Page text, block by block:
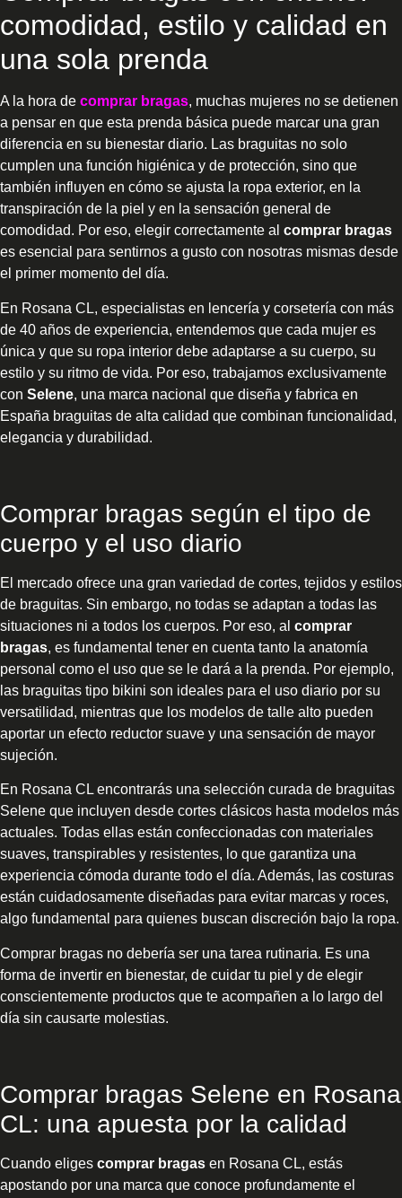
comodidad, estilo y calidad en
una sola prenda
A la hora de comprar bragas, muchas mujeres no se detienen
a pensar en que esta prenda básica puede marcar una gran
diferencia en su bienestar diario. Las braguitas no solo
cumplen una función higiénica y de protección, sino que
también influyen en cómo se ajusta la ropa exterior, en la
transpiración de la piel y en la sensación general de
comodidad. Por eso, elegir correctamente al comprar bragas
es esencial para sentirnos a gusto con nosotras mismas desde
el primer momento del día.
En Rosana CL, especialistas en lencería y corsetería con más
de 40 años de experiencia, entendemos que cada mujer es
única y que su ropa interior debe adaptarse a su cuerpo, su
estilo y su ritmo de vida. Por eso, trabajamos exclusivamente
con Selene, una marca nacional que diseña y fabrica en
España braguitas de alta calidad que combinan funcionalidad,
elegancia y durabilidad.
Comprar bragas según el tipo de
cuerpo y el uso diario
El mercado ofrece una gran variedad de cortes, tejidos y estilos
de braguitas. Sin embargo, no todas se adaptan a todas las
situaciones ni a todos los cuerpos. Por eso, al comprar
bragas, es fundamental tener en cuenta tanto la anatomía
personal como el uso que se le dará a la prenda. Por ejemplo,
las braguitas tipo bikini son ideales para el uso diario por su
versatilidad, mientras que los modelos de talle alto pueden
aportar un efecto reductor suave y una sensación de mayor
sujeción.
En Rosana CL encontrarás una selección curada de braguitas
Selene que incluyen desde cortes clásicos hasta modelos más
actuales. Todas ellas están confeccionadas con materiales
suaves, transpirables y resistentes, lo que garantiza una
experiencia cómoda durante todo el día. Además, las costuras
están cuidadosamente diseñadas para evitar marcas y roces,
algo fundamental para quienes buscan discreción bajo la ropa.
Comprar bragas no debería ser una tarea rutinaria. Es una
forma de invertir en bienestar, de cuidar tu piel y de elegir
conscientemente productos que te acompañen a lo largo del
día sin causarte molestias.
Comprar bragas Selene en Rosana
CL: una apuesta por la calidad
Cuando eliges comprar bragas en Rosana CL, estás
apostando por una marca que conoce profundamente el